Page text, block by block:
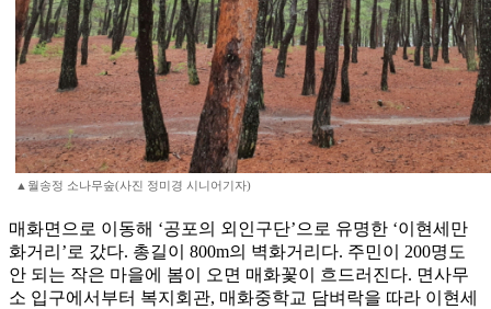
▲월송정 소나무숲(사진 정미경 시니어기자)
매화면으로 이동해 ‘공포의 외인구단’으로 유명한 ‘이현세만
화거리’로 갔다. 총길이 800m의 벽화거리다. 주민이 200명도
안 되는 작은 마을에 봄이 오면 매화꽃이 흐드러진다. 면사무
소 입구에서부터 복지회관, 매화중학교 담벼락을 따라 이현세